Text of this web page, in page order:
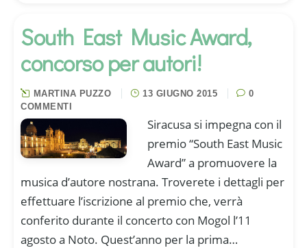
South East Music Award,
concorso per autori!
MARTINA PUZZO 13 GIUGNO 2015
0
COMMENTI
Siracusa si impegna con il
premio “South East Music
Award” a promuovere la
musica d’autore nostrana. Troverete i dettagli per
effettuare l’iscrizione al premio che, verrà
conferito durante il concerto con Mogol l’11
agosto a Noto. Quest’anno per la prima…